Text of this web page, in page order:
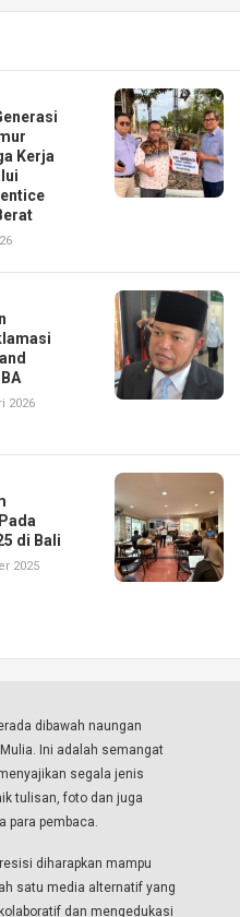
Kerja
2026
di Bali
2025
dibawah naungan
Mulia. Ini adalah semangat
segala jenis
tulisan, foto dan juga
para pembaca.
diharapkan mampu
satu media alternatif yang
dan mengedukasi